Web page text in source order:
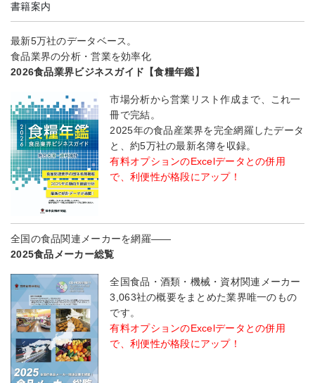
書籍案内
最新5万社のデータベース。
食品業界の分析・営業を効率化
2026食品業界ビジネスガイド【食糧年鑑】
市場分析から営業リスト作成まで、これ一
冊で完結。
2025年の食品産業界を完全網羅したデータ
と、約5万社の最新名簿を収録。
有料オプションのExcelデータとの併用
で、利便性が格段にアップ！
全国の食品関連メーカーを網羅――
2025食品メーカー総覧
全国食品・酒類・機械・資材関連メーカー
3,063社の概要をまとめた業界唯一のもの
です。
有料オプションのExcelデータとの併用
で、利便性が格段にアップ！